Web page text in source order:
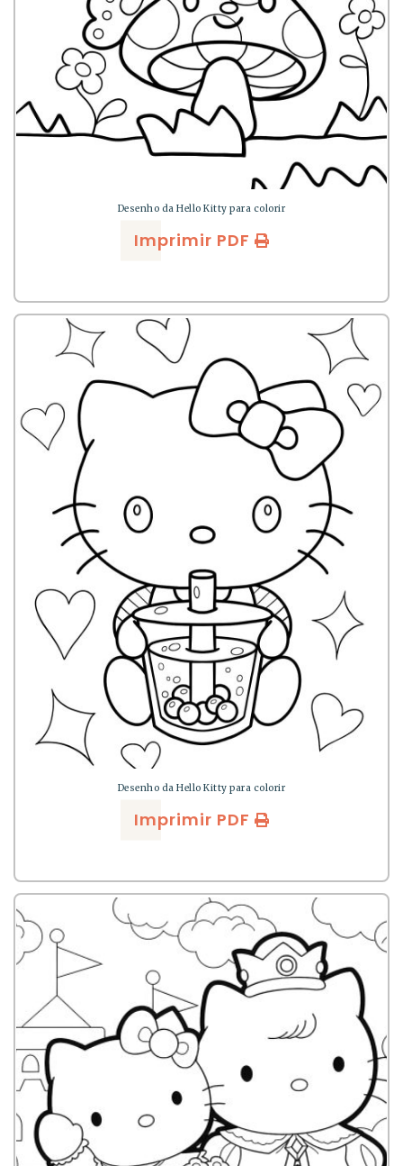
Desenho da Hello Kitty para colorir
Imprimir PDF
Desenho da Hello Kitty para colorir
Imprimir PDF